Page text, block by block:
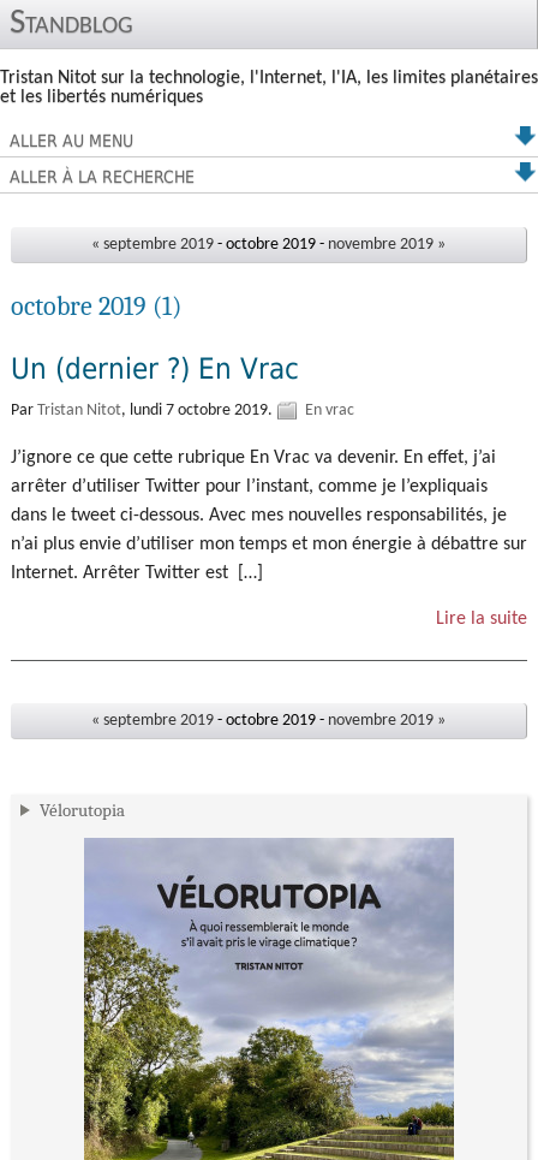
Standblog
Tristan Nitot sur la technologie, l'Internet, l'IA, les limites planétaires
et les libertés numériques
ALLER AU MENU
ALLER À LA RECHERCHE
« septembre 2019 - octobre 2019 - novembre 2019 »
octobre 2019 (1)
Un (dernier ?) En Vrac
Par Tristan Nitot, lundi 7 octobre 2019. En vrac
J’ignore ce que cette rubrique En Vrac va devenir. En effet, j’ai
arrêter d’utiliser Twitter pour l’instant, comme je l’expliquais
dans le tweet ci-dessous. Avec mes nouvelles responsabilités, je
n’ai plus envie d’utiliser mon temps et mon énergie à débattre sur
Internet. Arrêter Twitter est […]
Lire la suite
« septembre 2019 - octobre 2019 - novembre 2019 »
Vélorutopia